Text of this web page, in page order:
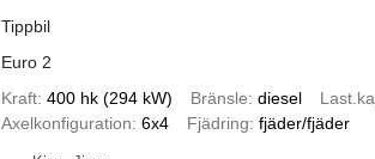
Tippbil
Euro 2
Kraft 400 hk (294 kW) Bränsle diesel
Axelkonfiguration 6x4 Fjädring fjäder/fjäder